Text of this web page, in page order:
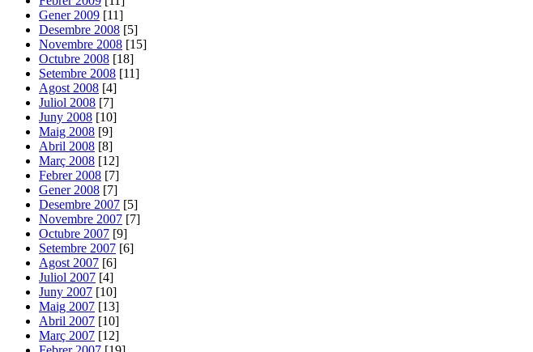
Gener 2009 [11]
Desembre 2008 [5]
Novembre 2008 [15]
Octubre 2008 [18]
Setembre 2008 [11]
Agost 2008 [4]
Juliol 2008 [7]
Juny 2008 [10]
Maig 2008 [9]
Abril 2008 [8]
Març 2008 [12]
Febrer 2008 [7]
Gener 2008 [7]
Desembre 2007 [5]
Novembre 2007 [7]
Octubre 2007 [9]
Setembre 2007 [6]
Agost 2007 [6]
Juliol 2007 [4]
Juny 2007 [10]
Maig 2007 [13]
Abril 2007 [10]
Març 2007 [12]